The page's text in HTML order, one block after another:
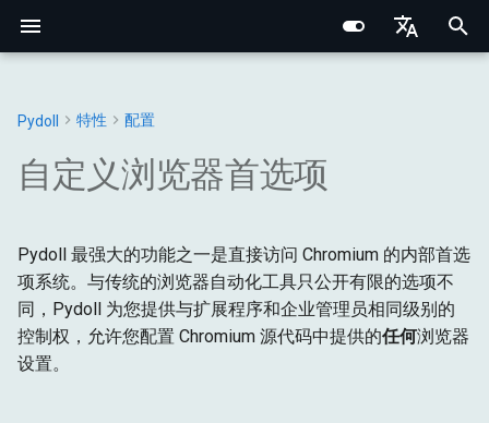
n
l
i
鼠标控制
文件操作
IFrame交互
浏览器上下文HTTP请求
HAR网络录制
Cookie与会话
了解浏览器首选项
什么是首选项？
首选项文件结构
远程连接
Retry 装饰器
Python类型系统
Iframes & Contexts
Web元素域
查找元素混合器
网络与安全 SOCKS 代理
代理检测
指纹识别
行为指纹识别
规避技术
实用指南
选项
标签页
混合器
连接
命令
输入
网络
协议
DOM
获取
工具
Pydoll 特性 配置
自定义浏览器首选项
Pydoll 最强大的功能之一是直接访问 Chromium 的内部首选
项系统。与传统的浏览器自动化工具只公开有限的选项不
同，Pydoll 为您提供与扩展程序和企业管理员相同级别的
控制权，允许您配置 Chromium 源代码中提供的任何浏览器
设置。